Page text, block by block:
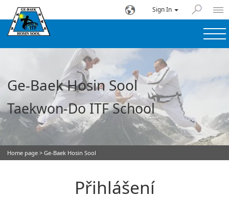
Sign In
Ge-Baek Hosin Sool
Taekwon-Do ITF School
Home page > Ge-Baek Hosin Sool
Přihlášení